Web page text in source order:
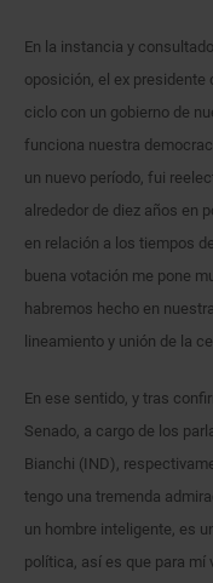
En la instancia y
oposición, el ex presidente
ciclo con un gobierno de
funciona nuestra
un nuevo período, fui
alrededor de diez años en
en relación a los tiempos
buena votación me pone
habremos hecho en
lineamiento y unión de la
En ese sentido, y tras
Senado, a cargo de los
Bianchi (IND),
tengo una tremenda
un hombre inteligente, es
política, así es que para mí